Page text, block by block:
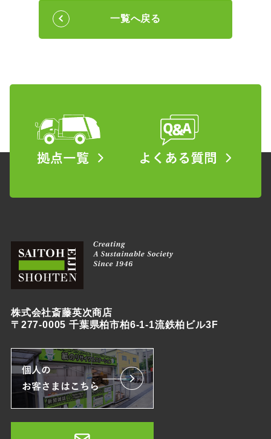
一覧へ戻る
株式会社斎藤英次商店
〒277-0005 千葉県柏市柏6-1-1流鉄柏ビル3F